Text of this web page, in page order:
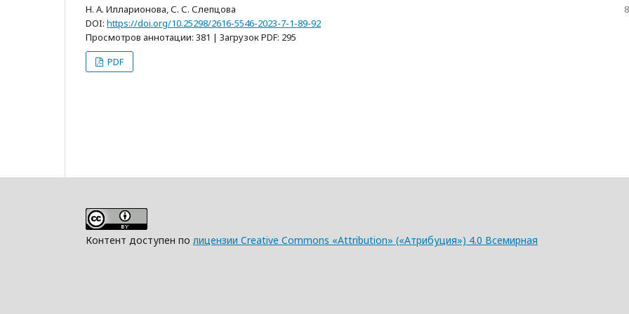
Н. А. Илларионова, С. С. Слепцова
DOI: https://doi.org/10.25298/2616-5546-2023-7-1-89-92
Просмотров аннотации: 381 | Загрузок PDF: 295
PDF
Контент доступен по лицензии Creative Commons «Attribution» («Атрибуция») 4.0 Всемирная